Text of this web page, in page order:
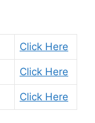
Click Here
Click Here
Click Here